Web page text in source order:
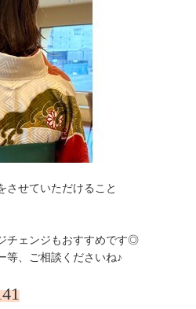
させていただけること
チェンジもおすすめです◎
等、ご相談くださいね♪